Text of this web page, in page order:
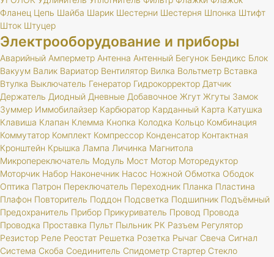
Фланец Цепь Шайба Шарик Шестерни Шестерня Шпонка Штифт
Шток Штуцер
Электрооборудование и приборы
Аварийный Амперметр Антенна Антенный Бегунок Бендикс Блок
Вакуум Валик Вариатор Вентилятор Вилка Вольтметр Вставка
Втулка Выключатель Генератор Гидрокорректор Датчик
Держатель Диодный Дневные Добавочное Жгут Жгуты Замок
Зуммер Иммобилайзер Карбюратор Карданный Карта Катушка
Клавиша Клапан Клемма Кнопка Колодка Кольцо Комбинация
Коммутатор Комплект Компрессор Конденсатор Контактная
Кронштейн Крышка Лампа Личинка Магнитола
Микропереключатель Модуль Мост Мотор Моторедуктор
Моторчик Набор Наконечник Насос Ножной Обмотка Ободок
Оптика Патрон Переключатель Переходник Планка Пластина
Плафон Повторитель Поддон Подсветка Подшипник Подъёмный
Предохранитель Прибор Прикуриватель Провод Провода
Проводка Проставка Пульт Пыльник РК Разъем Регулятор
Резистор Реле Реостат Решетка Розетка Рычаг Свеча Сигнал
Система Скоба Соединитель Спидометр Стартер Стекло